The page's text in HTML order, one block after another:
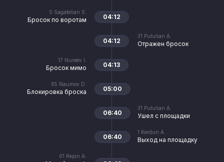
5 Sagatelian S.
Бросок по воротам 04:12
31 Putulian A.
Отражен бросок
04:12
17 Nureev I.
Бросок мимо 04:13
65 Naumov D.
Блокировка броска 05:00
31 Putulian A.
Ушел с площадки
06:40
1 Kerdun A.
Выход на площадку
06:40
61 Repin A.